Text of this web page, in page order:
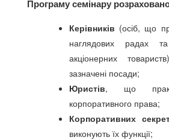
Програму семінару
Керівників (осіб, що
наглядових радах та
акціонерних
зазначені посади;
Юристів, що
корпоративного права;
Корпоративних
виконують їх функції;